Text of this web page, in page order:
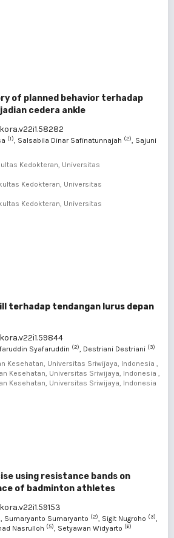
of planned behavior terhadap
cedera ankle
(1), Salsabila Dinar Safinatunnajah (2), Sajuni
Kedokteran, Universitas
Kedokteran, Universitas
Kedokteran, Universitas
terhadap tendangan lurus depan
Syafaruddin (2), Destriani Destriani (3)
Kesehatan, Universitas Sriwijaya, Indonesia ,
Kesehatan, Universitas Sriwijaya, Indonesia ,
Kesehatan, Universitas Sriwijaya, Indonesia
using resistance bands on
of badminton athletes
, Sumaryanto Sumaryanto (2), Sigit Nugroho (3),
Nasrulloh (5), Setyawan Widyarto (6)